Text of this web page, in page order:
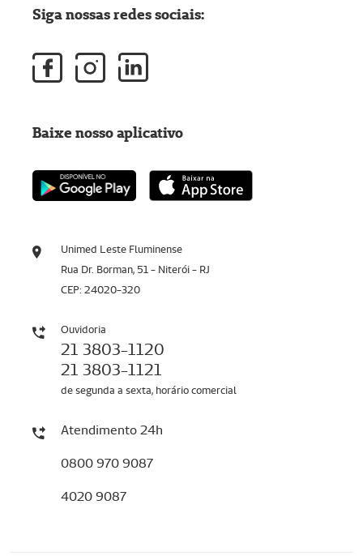
Unimed Leste Fluminense
Rua Dr. Borman, 51 - Niterói - RJ
CEP: 24020-320
Ouvidoria
21 3803-1120
21 3803-1121
de segunda a sexta, horário comercial
Atendimento 24h
0800 970 9087
4020 9087
Siga nossas redes sociais:
Baixe nosso aplicativo